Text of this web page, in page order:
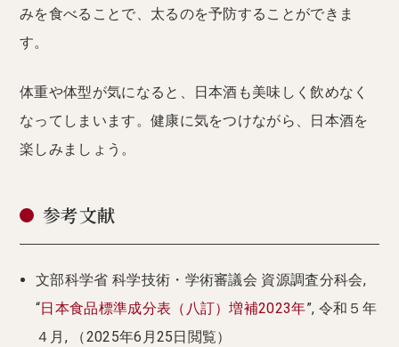
みを食べることで、太るのを予防することができま
す。
体重や体型が気になると、日本酒も美味しく飲めなく
なってしまいます。健康に気をつけながら、日本酒を
楽しみましょう。
参考文献
文部科学省 科学技術・学術審議会 資源調査分科会,
“日本食品標準成分表（八訂）増補2023年”, 令和５年
４月, （2025年6月25日閲覧）